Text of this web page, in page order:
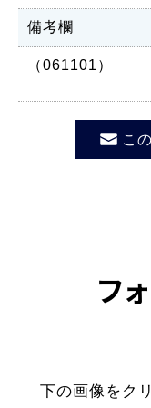
備考欄
（061101）
こ
フ
下の画像をク